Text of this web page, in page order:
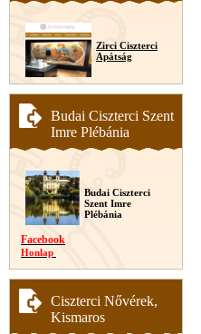
Zirci Ciszterci
Apátság
Budai Ciszterci Szent
Imre Plébánia
Budai Ciszterci
Szent Imre
Plébánia
Facebook
Honlap
Ciszterci Nővérek,
Kismaros